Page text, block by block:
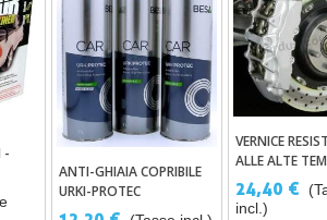
-
Aggiungi Al Carrello
ANTI-GHIAIA COPRIBILE
URKI-PROTEC
Aggiungi
VERNICE
ALLE ALTE
DA 160° A
COLORI IN
24,40 €
incl.)